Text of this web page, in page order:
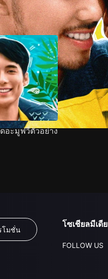
หาที่แนะนำ รายละเอียด
อะมูฟวี่ตัวอย่าง
โมชั่น
โซเชียลมีเดีย
FOLLOW US